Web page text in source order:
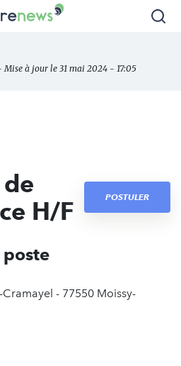
à jour le 31 mai 2024 - 17:05
H/F
POSTULER
- 77550 Moissy-